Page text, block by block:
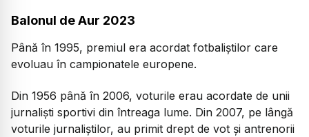
Balonul de Aur 2023
Până în 1995, premiul era acordat fotbaliștilor care
evoluau în campionatele europene.
Din 1956 până în 2006, voturile erau acordate de unii
jurnaliști sportivi din întreaga lume. Din 2007, pe lângă
voturile jurnaliștilor, au primit drept de vot și antrenorii